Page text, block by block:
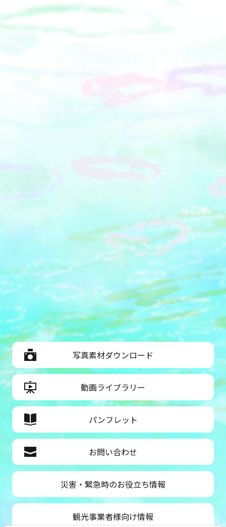
写真素材ダウンロード
動画ライブラリー
パンフレット
お問い合わせ
災害・緊急時のお役立ち情報
観光事業者様向け情報